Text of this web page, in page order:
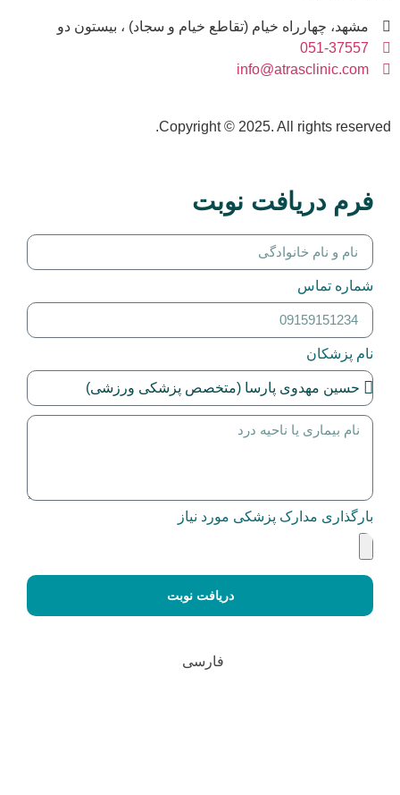
مشهد، چهارراه خیام (تقاطع خیام و سجاد) ، بیستون دو
051-37557
info@atrasclinic.com
Copyright © 2025. All rights
فرم دریافت نوبت
شماره تماس
نام پزشکان
بارگذاری مدارک پزشکی مورد نیاز
دریافت نوبت
فارسی